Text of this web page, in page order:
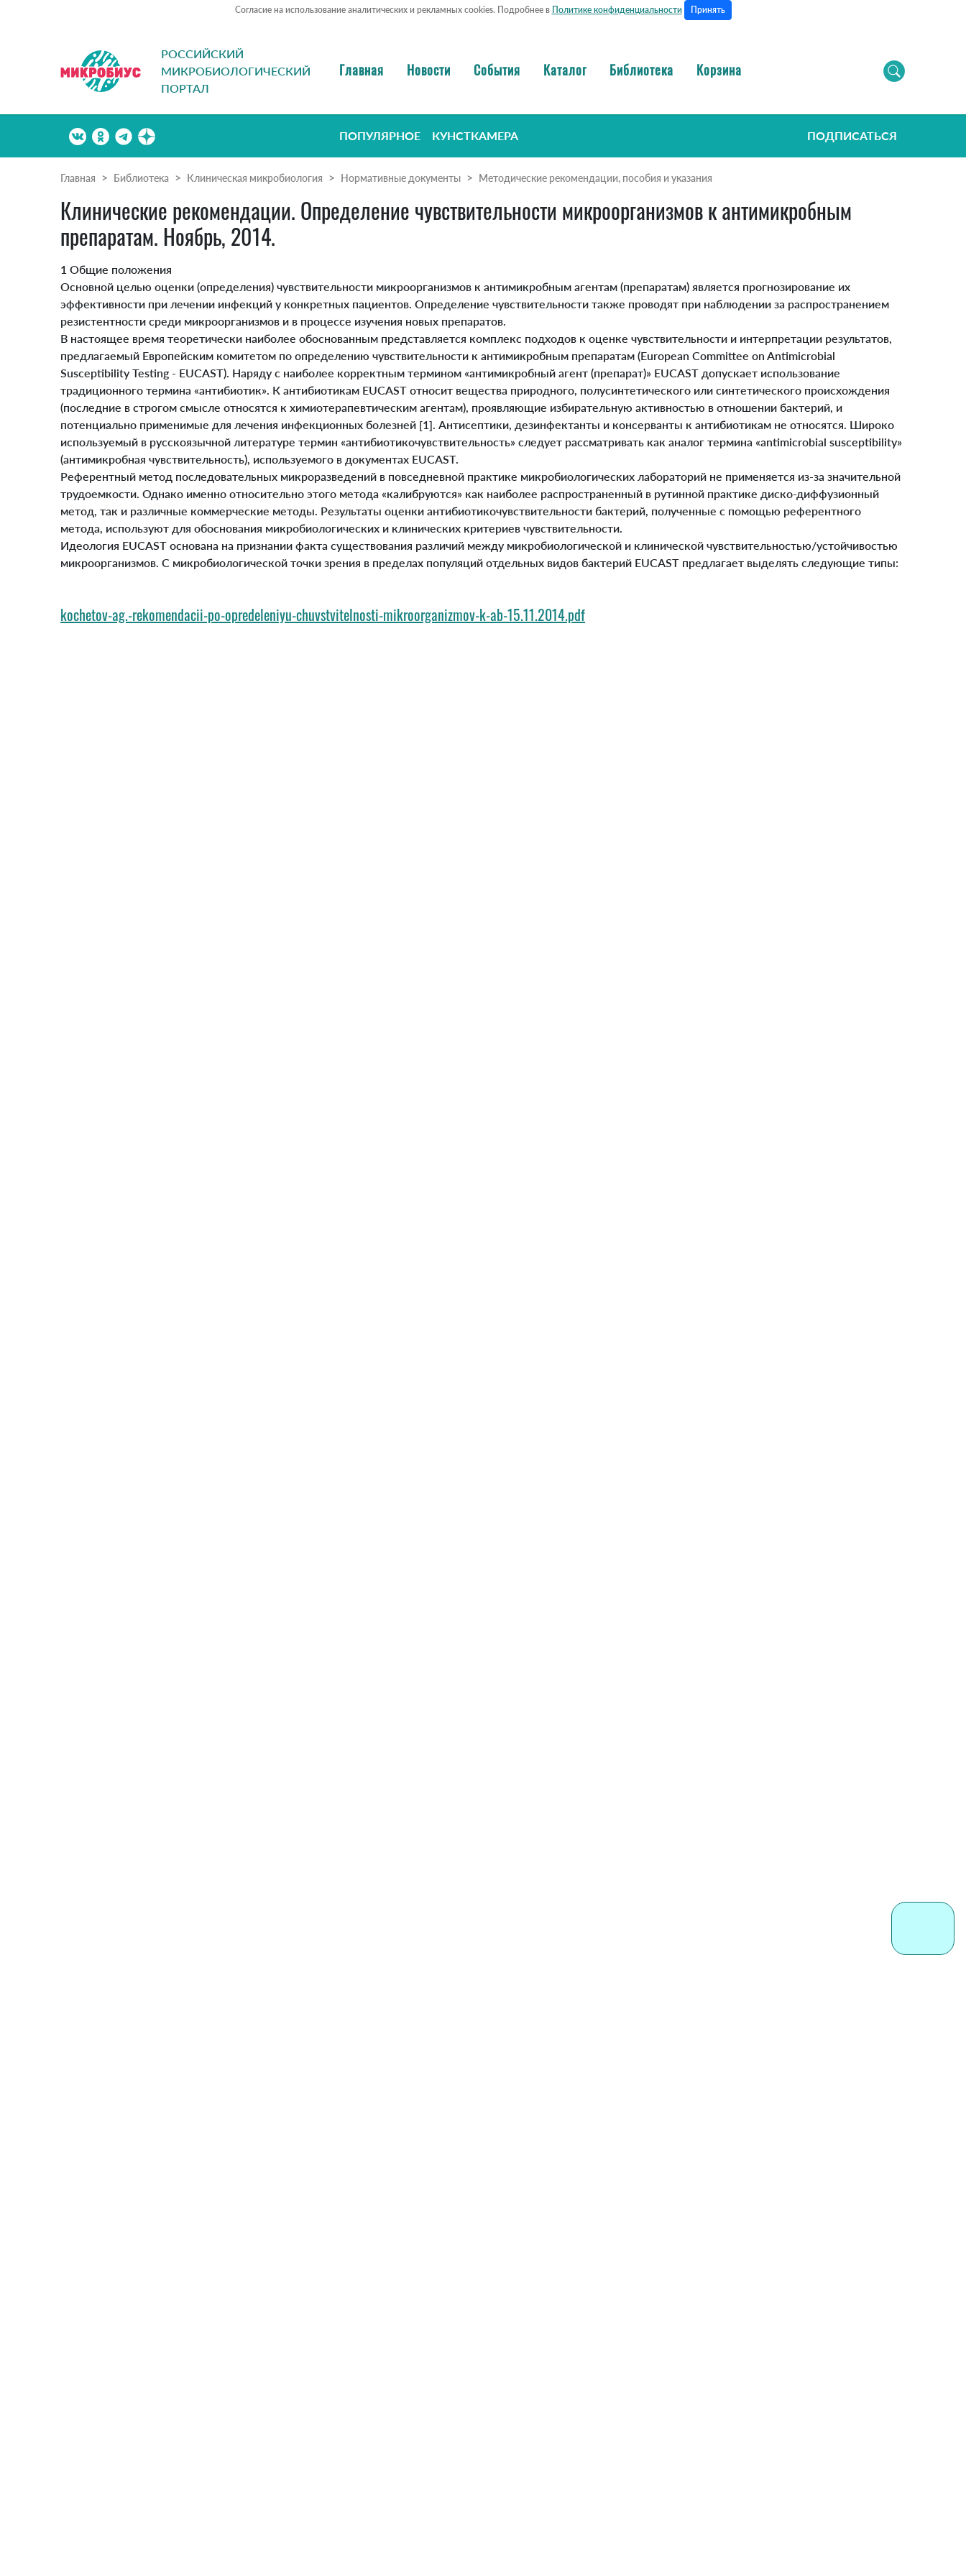
Согласие на использование аналитических и рекламных cookies. Подробнее в Политике конфиденциальности Принять
РОССИЙСКИЙ
МИКРОБИОЛОГИЧЕСКИЙ
ПОРТАЛ
Главная Новости События Каталог Библиотека Корзина
ПОПУЛЯРНОЕ КУНСТКАМЕРА ПОДПИСАТЬСЯ
Главная Библиотека Клиническая микробиология Нормативные документы Методические рекомендации, пособия и указания
Клинические рекомендации. Определение чувствительности микроорганизмов к антимикробным
препаратам. Ноябрь, 2014.
1 Общие положения
Основной целью оценки (определения) чувствительности микроорганизмов к антимикробным агентам (препаратам) является прогнозирование их
эффективности при лечении инфекций у конкретных пациентов. Определение чувствительности также проводят при наблюдении за распространением
резистентности среди микроорганизмов и в процессе изучения новых препаратов.
В настоящее время теоретически наиболее обоснованным представляется комплекс подходов к оценке чувствительности и интерпретации результатов,
предлагаемый Европейским комитетом по определению чувствительности к антимикробным препаратам (European Committee on Antimicrobial
Susceptibility Testing - EUCAST). Наряду с наиболее корректным термином «антимикробный агент (препарат)» EUCAST допускает использование
традиционного термина «антибиотик». К антибиотикам EUCAST относит вещества природного, полусинтетического или синтетического происхождения
(последние в строгом смысле относятся к химиотерапевтическим агентам), проявляющие избирательную активностью в отношении бактерий, и
потенциально применимые для лечения инфекционных болезней [1]. Антисептики, дезинфектанты и консерванты к антибиотикам не относятся. Широко
используемый в русскоязычной литературе термин «антибиотикочувствительность» следует рассматривать как аналог термина «antimicrobial susceptibility»
(антимикробная чувствительность), используемого в документах EUCAST.
Референтный метод последовательных микроразведений в повседневной практике микробиологических лабораторий не применяется из-за значительной
трудоемкости. Однако именно относительно этого метода «калибруются» как наиболее распространенный в рутинной практике диско-диффузионный
метод, так и различные коммерческие методы. Результаты оценки антибиотикочувствительности бактерий, полученные с помощью референтного
метода, используют для обоснования микробиологических и клинических критериев чувствительности.
Идеология EUCAST основана на признании факта существования различий между микробиологической и клинической чувствительностью/устойчивостью
микроорганизмов. С микробиологической точки зрения в пределах популяций отдельных видов бактерий EUCAST предлагает выделять следующие типы:
kochetov-ag.-rekomendacii-po-opredeleniyu-chuvstvitelnosti-mikroorganizmov-k-ab-15.11.2014.pdf